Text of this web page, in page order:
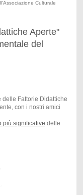
Culturale
Aperte"
del
Fattorie Didattiche
con i nostri amici
più significative delle